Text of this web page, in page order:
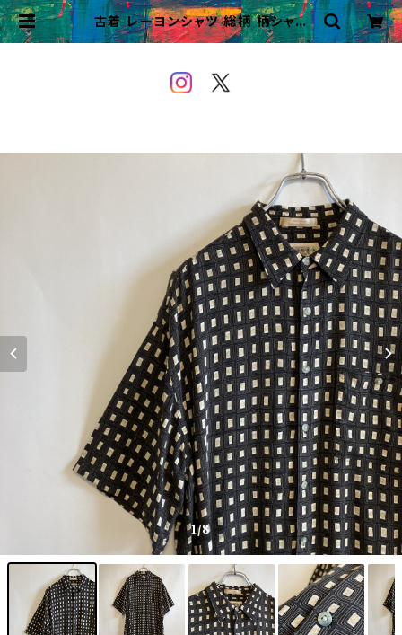
古着 レーヨンシャツ 総柄 柄シャツ
ビンテージ 半袖シャツ | VINTAGE
1/8